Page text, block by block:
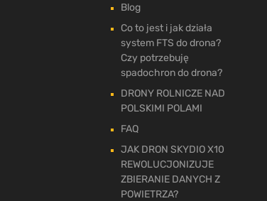
Blog
Co to jest i jak działa
system FTS do drona?
Czy potrzebuję
spadochron do drona?
DRONY ROLNICZE NAD
POLSKIMI POLAMI
FAQ
JAK DRON SKYDIO X10
REWOLUCJONIZUJE
ZBIERANIE DANYCH Z
POWIETRZA?